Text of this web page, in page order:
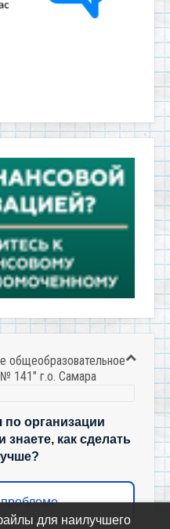
общеобразовательное
141" г.о. Самара
по организации
знаете, как сделать
для наилучшего